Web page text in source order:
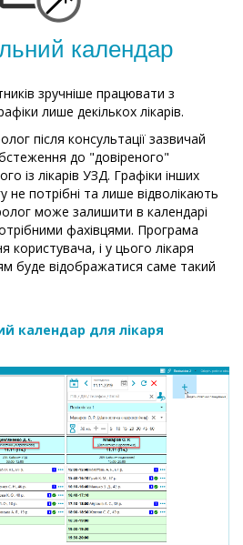
календар
зручніше працювати з
лише декількох лікарів.
після консультації зазвичай
до "довіреного"
із лікарів УЗД. Графіки інших
не потрібні та лише відволікають
може залишити в календарі
фахівцями. Програма
і у цього лікаря
буде відображатися саме такий
календар для лікаря